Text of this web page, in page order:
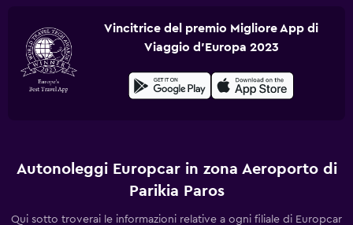
Vincitrice del premio Migliore App di
Viaggio d'Europa 2023
Autonoleggi Europcar in zona Aeroporto di
Parikia Paros
Qui sotto troverai le informazioni relative a ogni filiale di Europcar